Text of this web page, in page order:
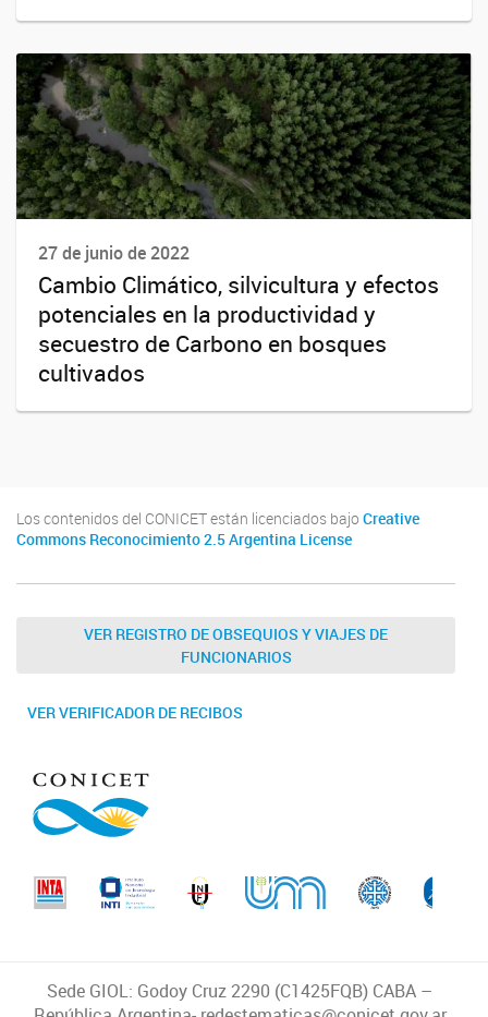
27 de junio de 2022
Cambio Climático, silvicultura y efectos
potenciales en la productividad y
secuestro de Carbono en bosques
cultivados
Los contenidos del CONICET están licenciados bajo Creative
Commons Reconocimiento 2.5 Argentina License
VER REGISTRO DE OBSEQUIOS Y VIAJES DE
FUNCIONARIOS
VER VERIFICADOR DE RECIBOS
Sede GIOL: Godoy Cruz 2290 (C1425FQB) CABA –